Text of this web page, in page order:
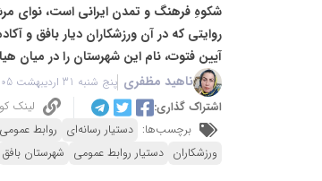
شکوهِ فرهنگ و تمدن ایرانی است، نوای
روایتی که در آن ورزشکاران دیار بافق و
آیین فتوت، نام این شهرستان را در میان
ناهید مظفری پنج شنبه 31 اردیبهشت 1405 - 11:32
اشتراک گذاری:
لینک
برچسب‌ها: دستیار رسانه‌ای روابط عمومی
ورزشکاران دستیار روابط عمومی شهرستان بافق